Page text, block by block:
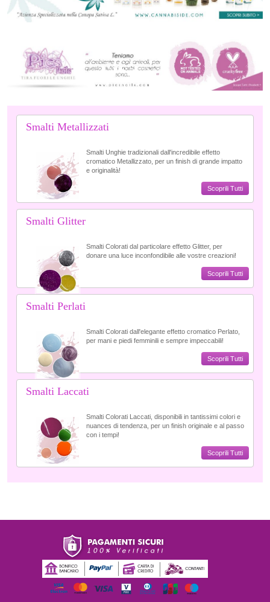
Smalti Metallizzati
Smalti Unghie tradizionali dall'incredibile effetto
cromatico Metallizzato, per un finish di grande impatto
e originalità!
Scoprili Tutti
Smalti Glitter
Smalti Colorati dal particolare effetto Glitter, per
donare una luce inconfondibile alle vostre creazioni!
Scoprili Tutti
Smalti Perlati
Smalti Colorati dall'elegante effetto cromatico Perlato,
per mani e piedi femminili e sempre impeccabili!
Scoprili Tutti
Smalti Laccati
Smalti Colorati Laccati, disponibili in tantissimi colori e
nuances di tendenza, per un finish originale e al passo
con i tempi!
Scoprili Tutti